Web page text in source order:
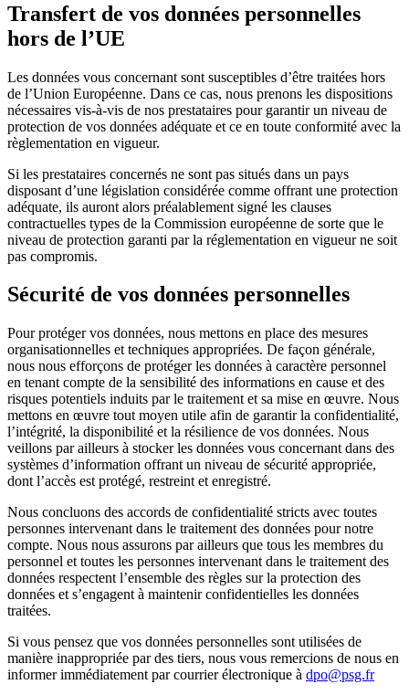
Transfert de vos données personnelles
hors de l’UE
Les données vous concernant sont susceptibles d’être traitées hors
de l’Union Européenne. Dans ce cas, nous prenons les dispositions
nécessaires vis-à-vis de nos prestataires pour garantir un niveau de
protection de vos données adéquate et ce en toute conformité avec la
règlementation en vigueur.
Si les prestataires concernés ne sont pas situés dans un pays
disposant d’une législation considérée comme offrant une protection
adéquate, ils auront alors préalablement signé les clauses
contractuelles types de la Commission européenne de sorte que le
niveau de protection garanti par la réglementation en vigueur ne soit
pas compromis.
Sécurité de vos données personnelles
Pour protéger vos données, nous mettons en place des mesures
organisationnelles et techniques appropriées. De façon générale,
nous nous efforçons de protéger les données à caractère personnel
en tenant compte de la sensibilité des informations en cause et des
risques potentiels induits par le traitement et sa mise en œuvre. Nous
mettons en œuvre tout moyen utile afin de garantir la confidentialité,
l’intégrité, la disponibilité et la résilience de vos données. Nous
veillons par ailleurs à stocker les données vous concernant dans des
systèmes d’information offrant un niveau de sécurité appropriée,
dont l’accès est protégé, restreint et enregistré.
Nous concluons des accords de confidentialité stricts avec toutes
personnes intervenant dans le traitement des données pour notre
compte. Nous nous assurons par ailleurs que tous les membres du
personnel et toutes les personnes intervenant dans le traitement des
données respectent l’ensemble des règles sur la protection des
données et s’engagent à maintenir confidentielles les données
traitées.
Si vous pensez que vos données personnelles sont utilisées de
manière inappropriée par des tiers, nous vous remercions de nous en
informer immédiatement par courrier électronique à dpo@psg.fr